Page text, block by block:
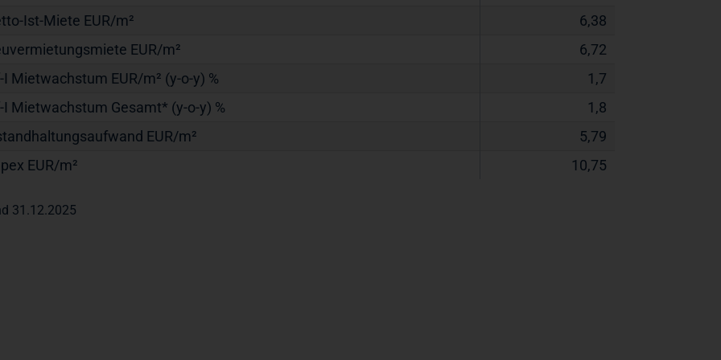
Ist-Miete EUR/m²
6,38
EUR/m²
6,72
I Mietwachstum EUR/m² (y-o-y) %
1,7
I Mietwachstum Gesamt* (y-o-y) %
1,8
EUR/m²
5,79
EUR/m²
10,75
31.12.2025